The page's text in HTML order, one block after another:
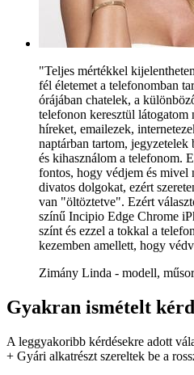
"Teljes mértékkel
fél életemet a telefonomban
órájában chatelek, a
telefonon keresztül látogatom
híreket, emailezek,
naptárban tartom,
és kihasználom a telefonom.
fontos, hogy védjem és mivel
divatos dolgokat, ezért
van "öltöztetve". Ezért
színű Incipio Edge Chrome
színt és ezzel a tokkal a
kezemben amellett, hogy
Zimány Linda - modell,
Gyakran ismételt
A leggyakoribb kérdésekre adott
+ Gyári alkatrészt szereltek be a